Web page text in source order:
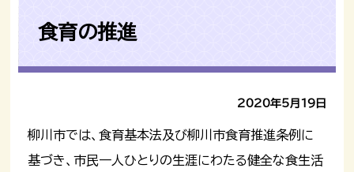
食育の推進
2020年5月19日
柳川市では、食育基本法及び柳川市食育推進条例に
基づき、市民一人ひとりの生涯にわたる健全な食生活